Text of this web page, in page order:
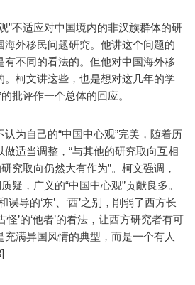
”不适应对中国境内的非汉族群体的研
海外移民问题研究。他讲这个问题的
有不同的看法的。但他对中国海外移
。柯文讲这些，也是想对这几年的学
批评作一个总体的回应。
为自己的“中国中心观”完美，随着历
做适当调整，“与其他的研究取向互相
究取向仍然大有作为”。柯文强调，
疑，广义的“中国中心观”贡献良多。
导的‘东’、‘西’之别，削弱了西方长
怪’的‘他者’的看法，让西方研究者有可
满异国风情的典型，而是一个有人